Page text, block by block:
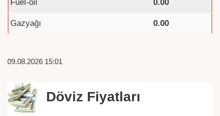
Fuel-oil 0.00
Gazyağı 0.00
09.08.2026 15:01
Döviz Fiyatları